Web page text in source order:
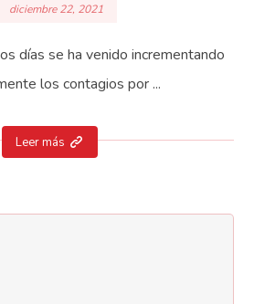
diciembre 22, 2021
días se ha venido incrementando
los contagios por ...
Leer más